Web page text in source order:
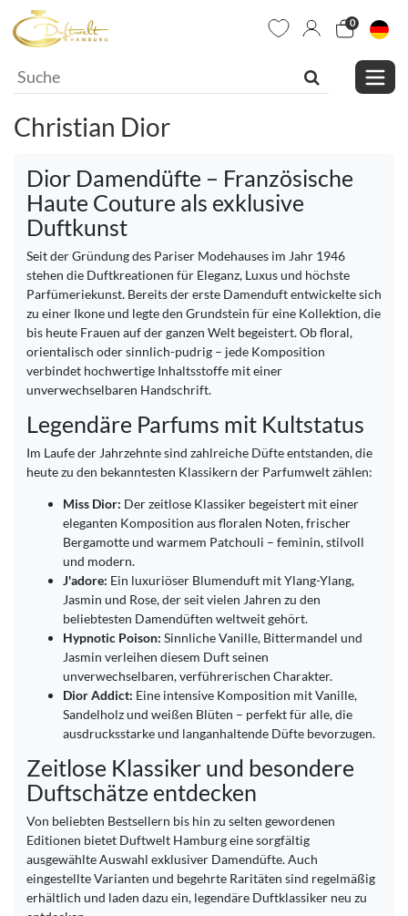
0
Christian Dior
Dior Damendüfte – Französische
Haute Couture als exklusive
Duftkunst
Seit der Gründung des Pariser Modehauses im Jahr 1946
stehen die Duftkreationen für Eleganz, Luxus und höchste
Parfümeriekunst. Bereits der erste Damenduft entwickelte sich
zu einer Ikone und legte den Grundstein für eine Kollektion, die
bis heute Frauen auf der ganzen Welt begeistert. Ob floral,
orientalisch oder sinnlich-pudrig – jede Komposition
verbindet hochwertige Inhaltsstoffe mit einer
unverwechselbaren Handschrift.
Legendäre Parfums mit Kultstatus
Im Laufe der Jahrzehnte sind zahlreiche Düfte entstanden, die
heute zu den bekanntesten Klassikern der Parfumwelt zählen:
Miss Dior: Der zeitlose Klassiker begeistert mit einer
eleganten Komposition aus floralen Noten, frischer
Bergamotte und warmem Patchouli – feminin, stilvoll
und modern.
J'adore: Ein luxuriöser Blumenduft mit Ylang-Ylang,
Jasmin und Rose, der seit vielen Jahren zu den
beliebtesten Damendüften weltweit gehört.
Hypnotic Poison: Sinnliche Vanille, Bittermandel und
Jasmin verleihen diesem Duft seinen
unverwechselbaren, verführerischen Charakter.
Dior Addict: Eine intensive Komposition mit Vanille,
Sandelholz und weißen Blüten – perfekt für alle, die
ausdrucksstarke und langanhaltende Düfte bevorzugen.
Zeitlose Klassiker und besondere
Duftschätze entdecken
Von beliebten Bestsellern bis hin zu selten gewordenen
Editionen bietet Duftwelt Hamburg eine sorgfältig
ausgewählte Auswahl exklusiver Damendüfte. Auch
eingestellte Varianten und begehrte Raritäten sind regelmäßig
erhältlich und laden dazu ein, legendäre Duftklassiker neu zu